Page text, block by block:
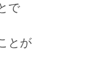
で
とが